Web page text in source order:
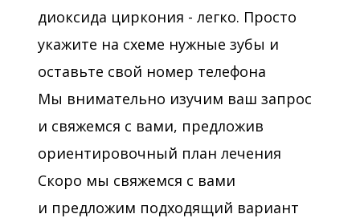
диоксида циркония - легко. Просто
укажите на схеме нужные зубы и
оставьте свой номер телефона
Мы внимательно изучим ваш запрос
и свяжемся с вами, предложив
ориентировочный план лечения
Скоро мы свяжемся с вами
и предложим подходящий вариант